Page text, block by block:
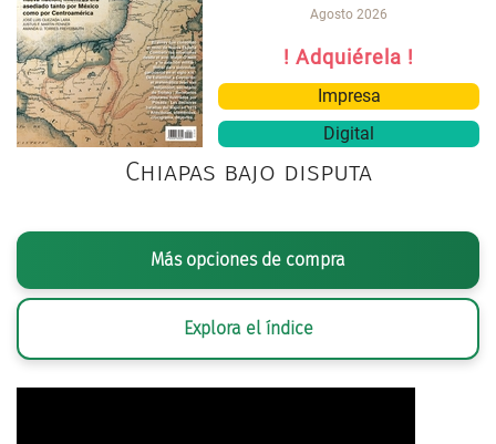
Agosto 2026
! Adquiérela !
Impresa
Digital
Chiapas bajo disputa
Más opciones de compra
Explora el índice